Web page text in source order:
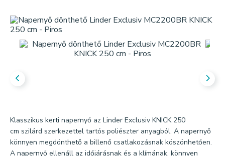
Klasszikus kerti napernyő az Linder Exclusiv KNICK 250
cm szilárd szerkezettel tartós poliészter anyagból. A napernyő
könnyen megdönthető a billenő csatlakozásnak köszönhetően.
A napernyő ellenáll az időjárásnak és a klímának, könnyen